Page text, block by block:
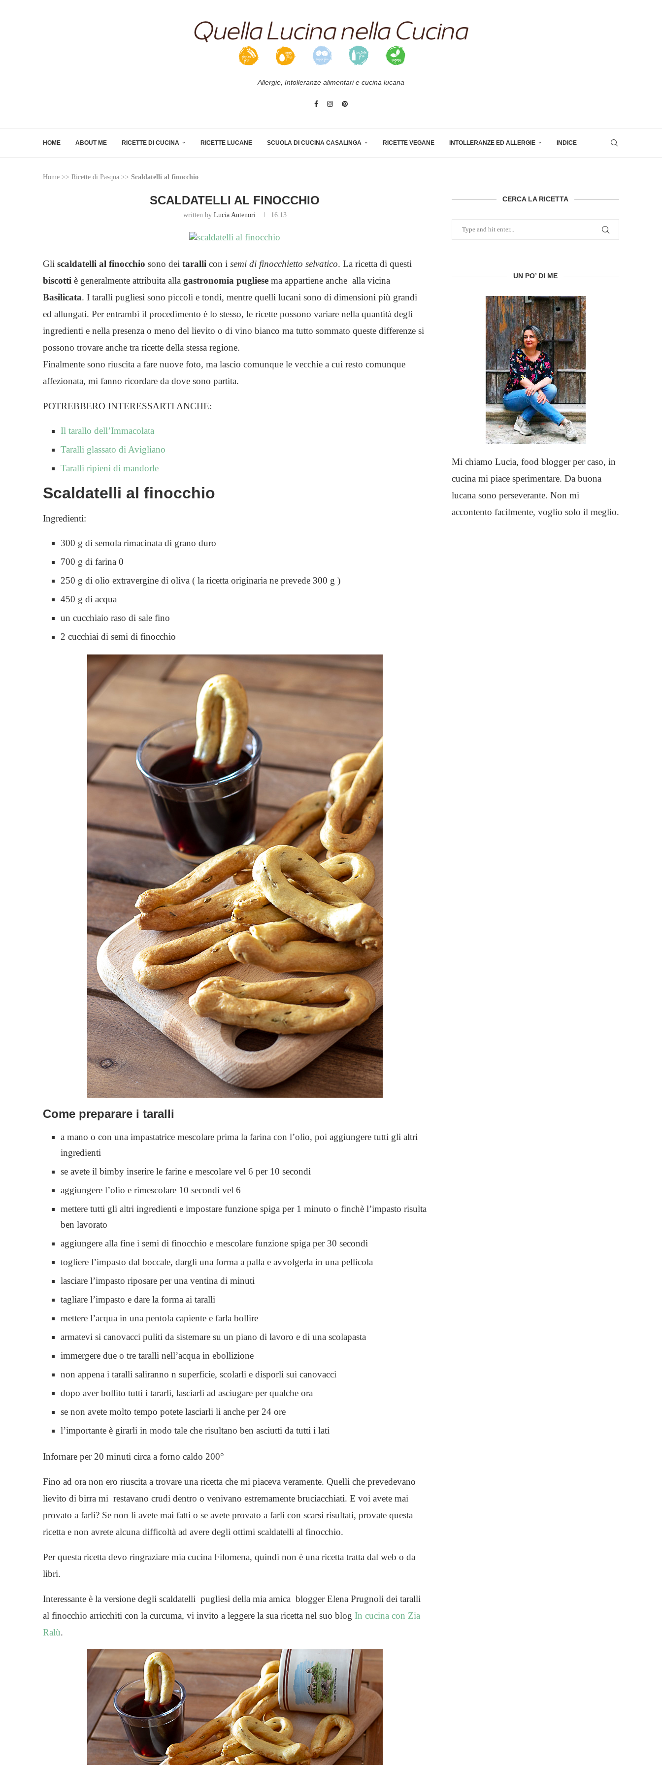
Allergie, Intolleranze alimentari e cucina lucana
HOME ABOUT ME RICETTE DI CUCINA RICETTE LUCANE SCUOLA DI CUCINA CASALINGA RICETTE VEGANE INTOLLERANZE ED ALLERGIE INDICE
Home >> Ricette di Pasqua >> Scaldatelli al finocchio
SCALDATELLI AL FINOCCHIO
written by Lucia Antenori 16:13
Gli scaldatelli al finocchio sono dei taralli con i semi di finocchietto selvatico. La ricetta di questi
biscotti è generalmente attribuita alla gastronomia pugliese ma appartiene anche alla vicina
Basilicata. I taralli pugliesi sono piccoli e tondi, mentre quelli lucani sono di dimensioni più grandi
ed allungati. Per entrambi il procedimento è lo stesso, le ricette possono variare nella quantità degli
ingredienti e nella presenza o meno del lievito o di vino bianco ma tutto sommato queste differenze si
possono trovare anche tra ricette della stessa regione.
Finalmente sono riuscita a fare nuove foto, ma lascio comunque le vecchie a cui resto comunque
affezionata, mi fanno ricordare da dove sono partita.
POTREBBERO INTERESSARTI ANCHE:
Il tarallo dell’Immacolata
Taralli glassato di Avigliano
Taralli ripieni di mandorle
Scaldatelli al finocchio
Ingredienti:
300 g di semola rimacinata di grano duro
700 g di farina 0
250 g di olio extravergine di oliva ( la ricetta originaria ne prevede 300 g )
450 g di acqua
un cucchiaio raso di sale fino
2 cucchiai di semi di finocchio
Come preparare i taralli
a mano o con una impastatrice mescolare prima la farina con l’olio, poi aggiungere tutti gli altri
ingredienti
se avete il bimby inserire le farine e mescolare vel 6 per 10 secondi
aggiungere l’olio e rimescolare 10 secondi vel 6
mettere tutti gli altri ingredienti e impostare funzione spiga per 1 minuto o finchè l’impasto risulta
ben lavorato
aggiungere alla fine i semi di finocchio e mescolare funzione spiga per 30 secondi
togliere l’impasto dal boccale, dargli una forma a palla e avvolgerla in una pellicola
lasciare l’impasto riposare per una ventina di minuti
tagliare l’impasto e dare la forma ai taralli
mettere l’acqua in una pentola capiente e farla bollire
armatevi si canovacci puliti da sistemare su un piano di lavoro e di una scolapasta
immergere due o tre taralli nell’acqua in ebollizione
non appena i taralli saliranno n superficie, scolarli e disporli sui canovacci
dopo aver bollito tutti i tararli, lasciarli ad asciugare per qualche ora
se non avete molto tempo potete lasciarli li anche per 24 ore
l’importante è girarli in modo tale che risultano ben asciutti da tutti i lati
Infornare per 20 minuti circa a forno caldo 200°
Fino ad ora non ero riuscita a trovare una ricetta che mi piaceva veramente. Quelli che prevedevano
lievito di birra mi restavano crudi dentro o venivano estremamente bruciacchiati. E voi avete mai
provato a farli? Se non li avete mai fatti o se avete provato a farli con scarsi risultati, provate questa
ricetta e non avrete alcuna difficoltà ad avere degli ottimi scaldatelli al finocchio.
Per questa ricetta devo ringraziare mia cucina Filomena, quindi non è una ricetta tratta dal web o da
libri.
Interessante è la versione degli scaldatelli pugliesi della mia amica blogger Elena Prugnoli dei taralli
al finocchio arricchiti con la curcuma, vi invito a leggere la sua ricetta nel suo blog In cucina con Zia
Ralù.
CERCA LA RICETTA
UN PO’ DI ME
Mi chiamo Lucia, food blogger per caso, in
cucina mi piace sperimentare. Da buona
lucana sono perseverante. Non mi
accontento facilmente, voglio solo il meglio.